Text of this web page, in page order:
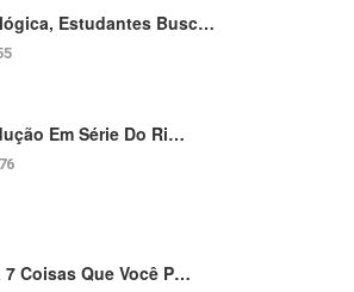
Estudantes Busc…
Em Série Do Ri…
Coisas Que Você P…